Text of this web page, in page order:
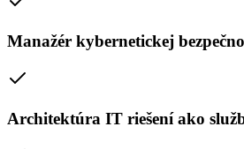
Manažér kybernetickej
Architektúra IT riešení ako